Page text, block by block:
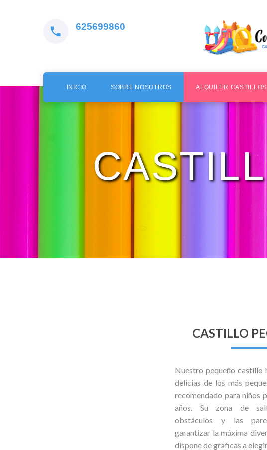
625699860
INICIO SOBRE NOSOTROS ALQUILER CASTILLOS
CASTILLO
Nuestro pequeño castillo
delicias de los más
recomendado para niños
años. Su zona de
obstáculos y las
garantizar la máxima
dispone de gráficas a